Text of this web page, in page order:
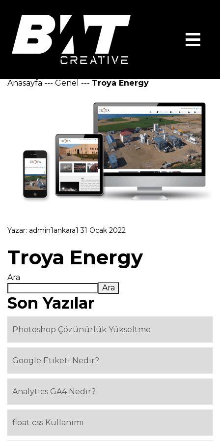
Anasayfa --- Genel --- Troya Energy
Yazar: admin1ankara1 31 Ocak 2022
Troya Energy
Ara
Ara
Son Yazılar
Photoshop Çözünürlük Yükseltme
Google Etiketi Nedir?
Analytics GA4 Nedir?
float css Kullanımı